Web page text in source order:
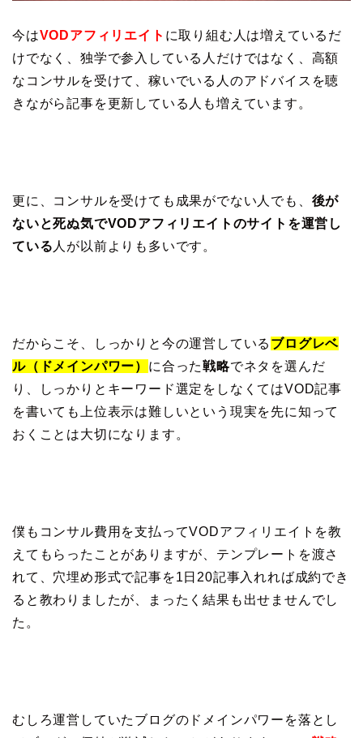
今はVODアフィリエイト に取り組む人は増えているだ
けでなく、独学で参入している人だけではなく、高額
なコンサルを受けて、稼いでいる人のアドバイスを聴
きながら記事を更新している人も増えています。
更に、コンサルを受けても成果がでない人でも、 後が
ないと死ぬ気でVODアフィリエイトのサイトを運営し
ている 人が以前よりも多いです。
だからこそ、しっかりと今の運営している ブログレベ
ル（ドメインパワー） に合った戦略でネタを選んだ
り、しっかりとキーワード選定をしなくてはVOD記事
を書いても上位表示は難しいという現実を先に知って
おくことは大切になります。
僕もコンサル費用を支払ってVODアフィリエイトを教
えてもらったことがありますが、テンプレートを渡さ
れて、穴埋め形式で記事を1日20記事入れれば成約でき
ると教わりましたが、まったく結果も出せませんでし
た。
むしろ運営していたブログのドメインパワーを落とし